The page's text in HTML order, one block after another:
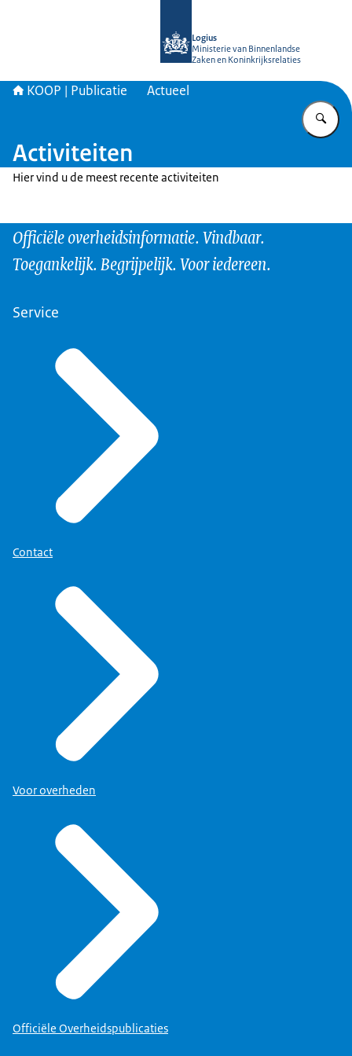
Logius
Ministerie van Binnenlandse
Zaken en Koninkrijksrelaties
KOOP | Publicatie Actueel
Activiteiten
Hier vind u de meest recente activiteiten
Officiële overheidsinformatie. Vindbaar.
Toegankelijk. Begrijpelijk. Voor iedereen.
Service
Contact
Voor overheden
Officiële Overheidspublicaties